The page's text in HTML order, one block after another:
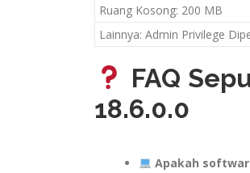
Ruang Kosong: 200 MB
Lainnya: Admin Privilege
FAQ
18.6.0.0
Apakah